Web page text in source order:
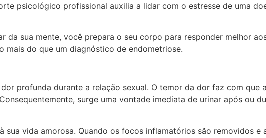
psicológico profissional auxilia a lidar com o estresse de uma
da sua mente, você prepara o seu corpo para responder melhor
mais do que um diagnóstico de endometriose.
profunda durante a relação sexual. O temor da dor faz com que
surge uma vontade imediata de urinar após ou
vida amorosa. Quando os focos inflamatórios são removidos e